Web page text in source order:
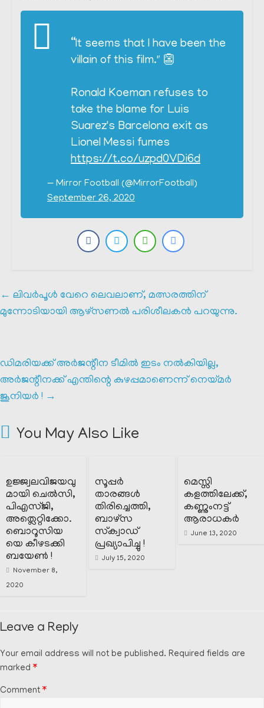
“It seems that I have been the
villain of this film." 👺
Ronald Koeman refuses to
take the blame for Luis
Suarez's Barcelona exit as
Lionel Messi fumes
https://t.co/uzpd0VDi6d
— Mirror Football (@MirrorFootball)
September 26, 2020
← ലിവർപൂൾ വേറെ ലെവലാണ്, മത്സരത്തിന്
മുന്നോടിയായി ആഴ്‌സണൽ പരിശീലകൻ പറയുന്നു.
ഡിമരിയക്ക് അർജന്റീന ടീമിൽ ഇടം നൽകിയില്ല,
അർജന്റീനക്ക് എന്തിന്റെ കുഴപ്പമാണെന്ന് നെയ്‌മർ
ജൂനിയർ ! →
You May Also Like
ഉജ്ജ്വലവിജയവു
മായി ചെൽസി,
പിഎസ്ജി,
അത്ലെറ്റിക്കോ.
ബൊറൂസിയ
യെ കീഴടക്കി
ബയേൺ !
November 8,
2020
സൂപ്പർ
താരങ്ങൾ
തിരിച്ചെത്തി,
ബാഴ്സ
സ്‌ക്വാഡ്
പ്രഖ്യാപിച്ചു !
July 15, 2020
മെസ്സി
കളത്തിലേക്ക്,
കണ്ണുംനട്ട്
ആരാധകർ
June 13, 2020
Leave a Reply
Your email address will not be published. Required fields are
marked *
Comment *